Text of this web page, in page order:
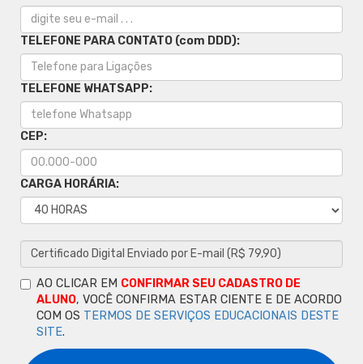
TELEFONE PARA CONTATO (com DDD):
TELEFONE WHATSAPP:
CEP:
CARGA HORÁRIA:
AO CLICAR EM CONFIRMAR SEU CADASTRO DE
ALUNO, VOCÊ CONFIRMA ESTAR CIENTE E DE ACORDO
COM OS TERMOS DE SERVIÇOS EDUCACIONAIS DESTE
SITE.